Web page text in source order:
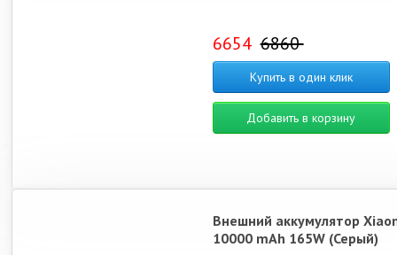
6654 6860
Купить в один клик
Добавить в корзину
Внешний аккумулятор
10000 mAh 165W (Серый)